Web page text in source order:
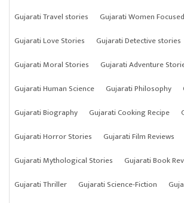
Gujarati Travel stories
Gujarati Women Focused
Gujarati Love Stories
Gujarati Detective stories
Gujarati Moral Stories
Gujarati Adventure
Gujarati Human Science
Gujarati Philosophy
Gujarati Biography
Gujarati Cooking Recipe
Gujarati Horror Stories
Gujarati Film Reviews
Gujarati Mythological Stories
Gujarati Book
Gujarati Thriller
Gujarati Science-Fiction